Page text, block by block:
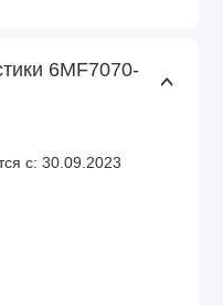
6MF7070-
с: 30.09.2023